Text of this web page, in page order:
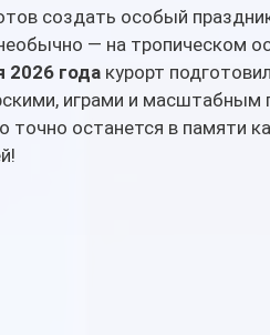
создать особый
— на тропическом
2026 года курорт
играми и масштабным
точно останется в памяти